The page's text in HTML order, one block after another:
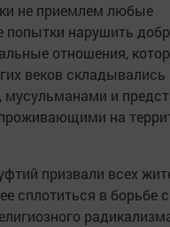
не приемлем любые
попытки нарушить
отношения,
веков
и
на
призвали всех
сплотиться в борьбе с